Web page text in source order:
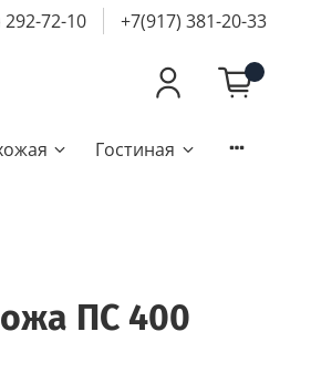
292-72-10 +7(917) 381-20-33
Гостиная
ПС 400